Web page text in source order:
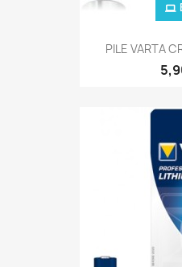
PILE VARTA